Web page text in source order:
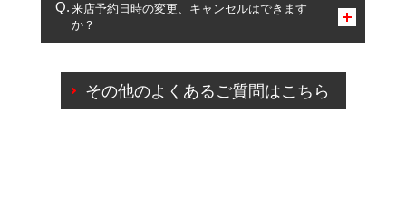
複数サービスのご予約は可能です。
一部の商品・サービスの組み合わせに限り、同時にご予約が
出来ないものもございます。
来店予約日時の変更、キャンセルはできます
か？
ご来店予約日の3営業日前を過ぎている場合のご予約
の日時変更につきましては、直接ご予約の店舗まで
その他のよくあるご質問はこちら